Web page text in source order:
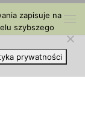
zapisuje na
szybszego
prywatności